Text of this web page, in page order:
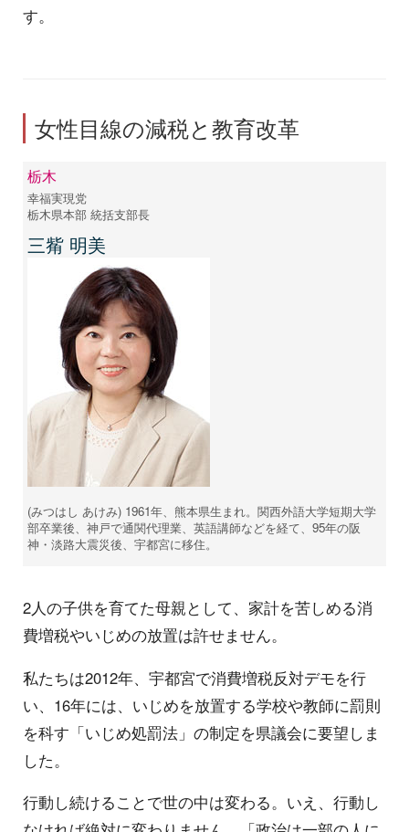
す。
女性目線の減税と教育改革
栃木
幸福実現党
栃木県本部 統括支部長
三觜 明美
(みつはし あけみ) 1961年、熊本県生まれ。関西外語大学短期大学
部卒業後、神戸で通関代理業、英語講師などを経て、95年の阪
神・淡路大震災後、宇都宮に移住。
2人の子供を育てた母親として、家計を苦しめる消
費増税やいじめの放置は許せません。
私たちは2012年、宇都宮で消費増税反対デモを行
い、16年には、いじめを放置する学校や教師に罰則
を科す「いじめ処罰法」の制定を県議会に要望しま
した。
行動し続けることで世の中は変わる。いえ、行動し